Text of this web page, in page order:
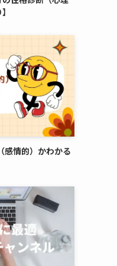
感情的）かわかる